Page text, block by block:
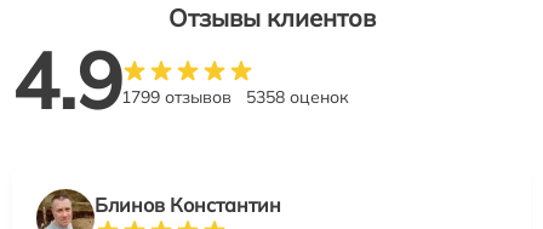
Отзывы клиентов
4.91799 отзывов 5358 оценок
Блинов Константин